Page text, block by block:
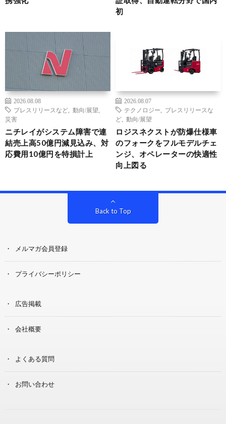
初
2026.08.08
プレスリリースなど
動向/展望
災害
ニチレイがシステム障害で連
結売上高50億円減見込み、対
応費用10億円を特損計上
2026.08.07
テクノロジー
プレスリリースな
ど
動向/展望
ロジスネクストが防爆仕様車
のフォークをフルモデルチェ
ンジ、オペレーターの快適性
向上図る
Back to Top
メルマガ会員登録
プライバシーポリシー
広告掲載
会社概要
よくある質問
お問い合わせ